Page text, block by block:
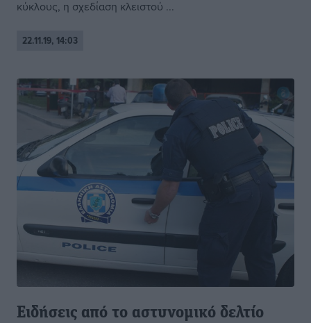
κύκλους, η σχεδίαση κλειστού ...
22.11.19, 14:03
Ειδήσεις από το αστυνομικό δελτίο